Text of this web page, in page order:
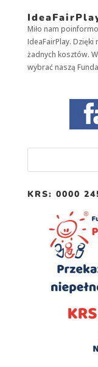
Miło nam
IdeaFairPlay.
żadnych kosztów.
wybrać naszą
KRS: 0000